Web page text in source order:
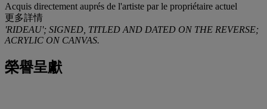
Acquis directement auprés de l'artiste par le propriétaire actuel
更多詳情
'RIDEAU'; SIGNED, TITLED AND DATED ON THE REVERSE;
ACRYLIC ON CANVAS.
榮譽呈獻